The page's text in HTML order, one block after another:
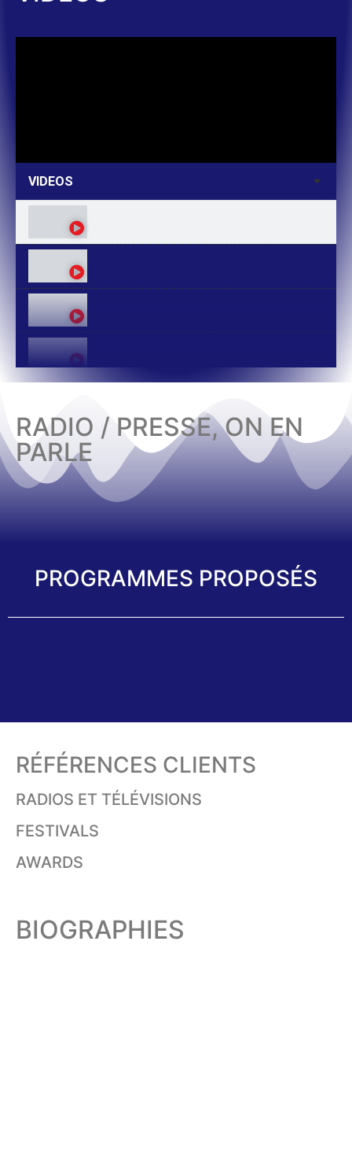
VIDEOS
RADIO / PRESSE, ON EN
PARLE
PROGRAMMES PROPOSÉS
RÉFÉRENCES CLIENTS
RADIOS ET TÉLÉVISIONS
FESTIVALS
AWARDS
BIOGRAPHIES